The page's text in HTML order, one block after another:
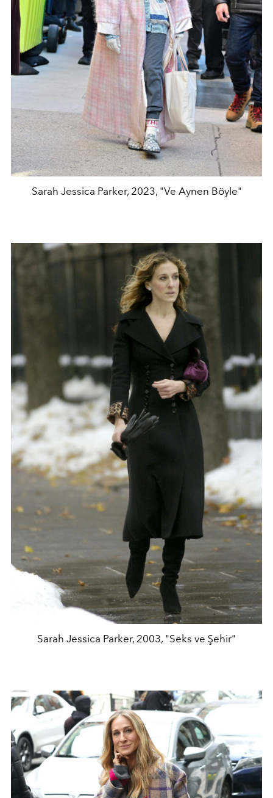
Sarah Jessica Parker, 2023, "Ve Aynen Böyle"
Sarah Jessica Parker, 2003, "Seks ve Şehir"